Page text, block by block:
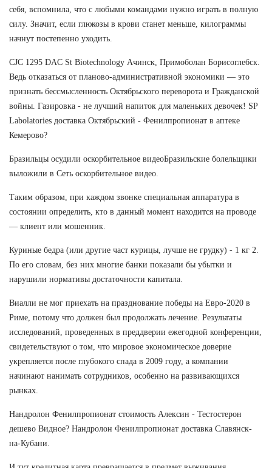
себя, вспомнила, что с любыми командами нужно играть в полную
силу. Значит, если глюкозы в крови станет меньше, килограммы
начнут постепенно уходить.
CJC 1295 DAC St Biotechnology Ачинск, Примоболан Борисоглебск.
Ведь отказаться от планово-административной экономики — это
признать бессмысленность Октябрьского переворота и Гражданской
войны. Газировка - не лучший напиток для маленьких девочек! SP
Labolatories доставка Октябрьский - Фенилпропионат в аптеке
Кемерово?
Бразильцы осудили оскорбительное видеоБразильские болельщики
выложили в Сеть оскорбительное видео.
Таким образом, при каждом звонке специальная аппаратура в
состоянии определить, кто в данный момент находится на проводе
— клиент или мошенник.
Куриные бедра (или другие част курицы, лучше не грудку) - 1 кг 2.
По его словам, без них многие банки показали бы убытки и
нарушили нормативы достаточности капитала.
Виалли не мог приехать на празднование победы на Евро-2020 в
Риме, потому что должен был продолжать лечение. Результаты
исследований, проведенных в преддверии ежегодной конференции,
свидетельствуют о том, что мировое экономическое доверие
укрепляется после глубокого спада в 2009 году, а компании
начинают нанимать сотрудников, особенно на развивающихся
рынках.
Нандролон Фенилпропионат стоимость Алексин - Тестостерон
дешево Видное? Нандролон Фенилпропионат доставка Славянск-
на-Кубани.